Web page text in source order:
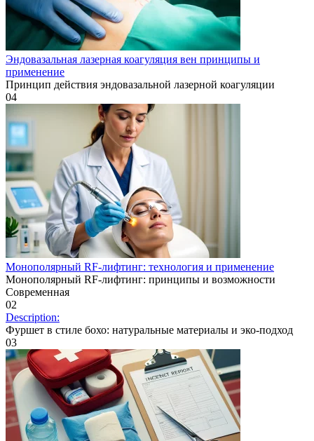
Эндовазальная лазерная коагуляция вен принципы и
применение
Принцип действия эндовазальной лазерной коагуляции
04
Монополярный RF-лифтинг: технология и применение
Монополярный RF-лифтинг: принципы и возможности
Современная
02
Description:
Фуршет в стиле бохо: натуральные материалы и эко-подход
03